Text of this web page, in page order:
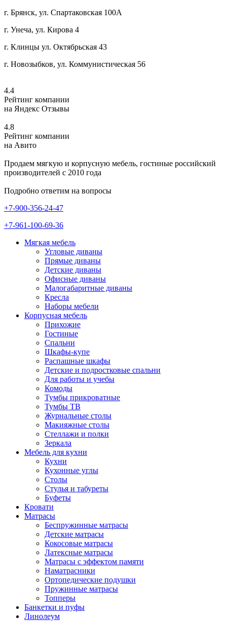
г. Брянск, ул. Спартаковская 100А
г. Унеча, ул. Кирова 4
г. Клинцы ул. Октябрьская 43
г. Новозыбков, ул. Коммунистическая 56
4.4
Рейтинг компании
на Яндекс Отзывы
4.8
Рейтинг компании
на Авито
Продаем мягкую и корпусную мебель, гостиные российский
производителей с 2010 года
Подробно ответим на вопросы
+7-900-356-24-47
+7-961-100-69-36
Мягкая мебель
Угловые диваны
Прямые диваны
Детские диваны
Офисные диваны
Малогабаритные диваны
Кресла
Наборы мебели
Корпусная мебель
Прихожие
Гостиные
Спальни
Шкафы-купе
Распашные шкафы
Детские и подростковые спальни
Для работы и учебы
Комоды
Тумбы прикроватные
Тумбы ТВ
Журнальные столы
Макияжные столы
Стеллажи и полки
Зеркала
Мебель для кухни
Кухни
Кухонные углы
Столы
Стулья и табуреты
Буфеты
Кровати
Матрасы
Беспружинные матрасы
Детские матрасы
Кокосовые матрасы
Латексные матрасы
Матрасы с эффектом памяти
Наматрасники
Ортопедические подушки
Пружинные матрасы
Топперы
Банкетки и пуфы
Линолеум